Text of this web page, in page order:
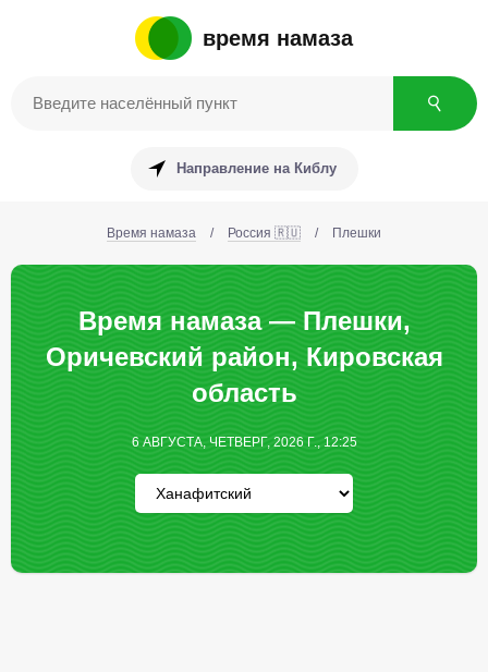
время намаза
Направление на Киблу
Время намаза / Россия 🇷🇺 / Плешки
Время намаза — Плешки,
Оричевский район, Кировская
область
6 АВГУСТА, ЧЕТВЕРГ, 2026 Г., 12:25